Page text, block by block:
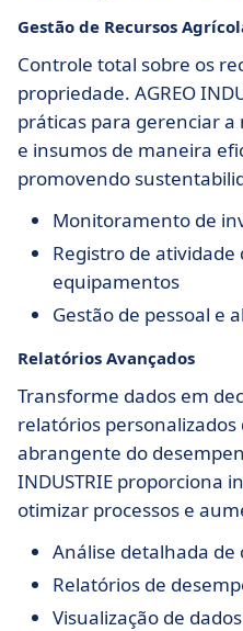
Gestão de Recursos
Controle total sobre os
propriedade. AGREO
práticas para gerenciar
e insumos de maneira
promovendo
Monitoramento de
Registro de atividade
equipamentos
Gestão de pessoal e
Relatórios Avançados
Transforme dados em
relatórios
abrangente do
INDUSTRIE proporciona
otimizar processos e
Análise detalhada de
Relatórios de
Visualização de